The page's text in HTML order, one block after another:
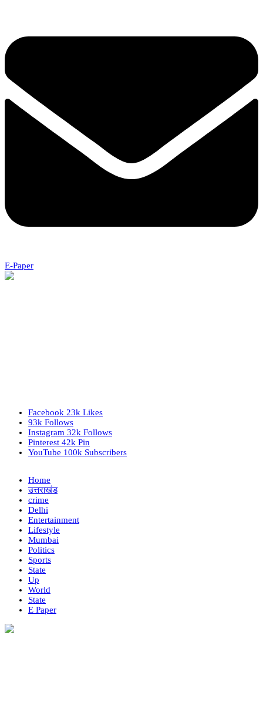
E-Paper
Facebook 23k Likes
93k Follows
Instagram 32k Follows
Pinterest 42k Pin
YouTube 100k Subscribers
Home
उत्तराखंड
crime
Delhi
Entertainment
Lifestyle
Mumbai
Politics
Sports
State
Up
World
State
E Paper